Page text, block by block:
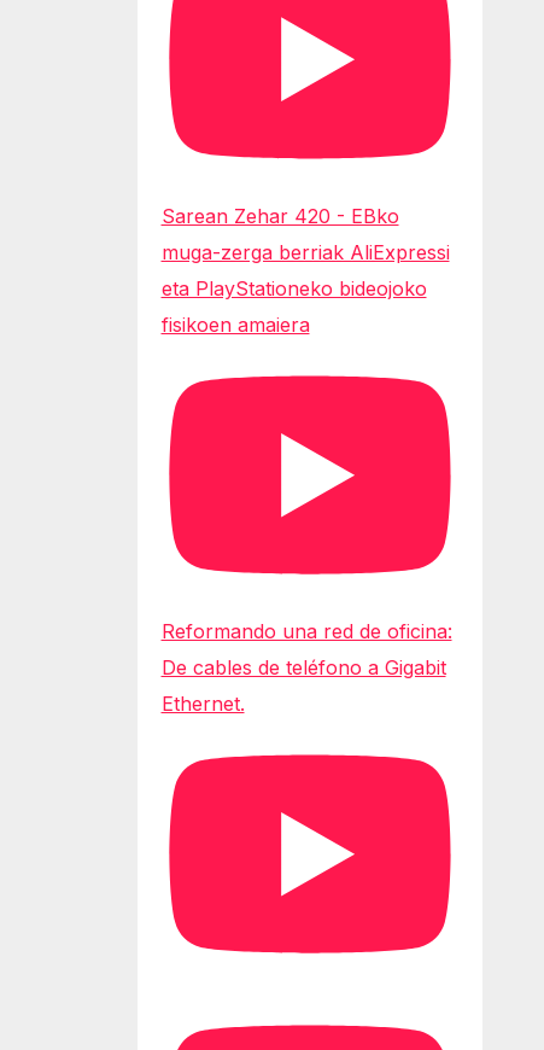
Sarean Zehar 420 - EBko
muga-zerga berriak AliExpressi
eta PlayStationeko bideojoko
fisikoen amaiera
Reformando una red de oficina:
De cables de teléfono a Gigabit
Ethernet.